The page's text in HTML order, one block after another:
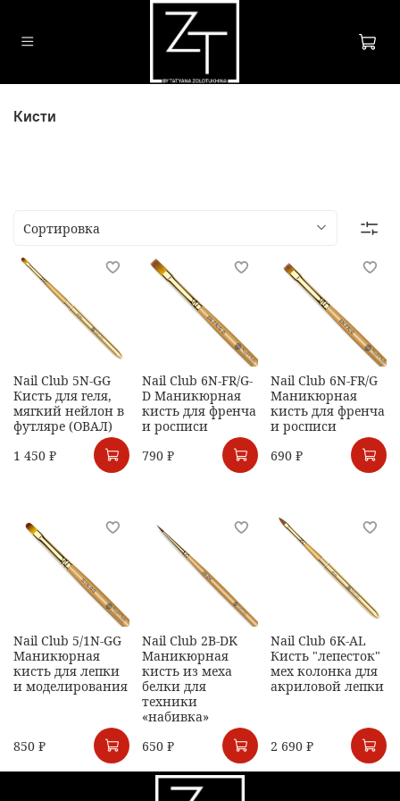
Кисти
Nail Club 5N-GG
Кисть для геля,
мягкий нейлон в
футляре (ОВАЛ)
1 450 ₽
Nail Club 6N-FR/G-
D Маникюрная
кисть для френча
и росписи
790 ₽
Nail Club 6N-FR/G
Маникюрная
кисть для френча
и росписи
690 ₽
Nail Club 5/1N-GG
Маникюрная
кисть для лепки
и моделирования
850 ₽
Nail Club 2B-DK
Маникюрная
кисть из меха
белки для
техники
«набивка»
650 ₽
Nail Club 6K-AL
Кисть "лепесток"
мех колонка для
акриловой лепки
2 690 ₽